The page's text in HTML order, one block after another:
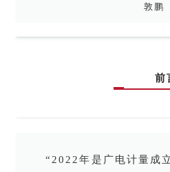
敦鹏
前
“2022年是广电计量成